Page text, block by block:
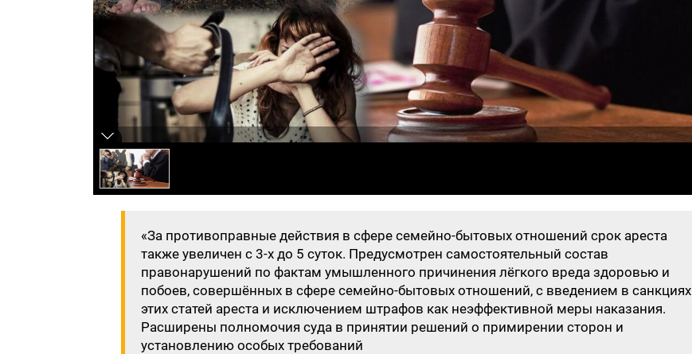
«За противоправные действия в сфере семейно-бытовых отношений срок ареста
также увеличен с 3-х до 5 суток. Предусмотрен самостоятельный состав
правонарушений по фактам умышленного причинения лёгкого вреда здоровью и
побоев, совершённых в сфере семейно-бытовых отношений, с введением в санкциях
этих статей ареста и исключением штрафов как неэффективной меры наказания.
Расширены полномочия суда в принятии решений о примирении сторон и
установлению особых требований